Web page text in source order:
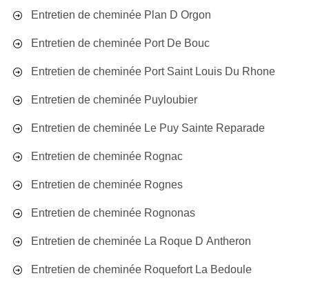
Entretien de cheminée Plan D Orgon
Entretien de cheminée Port De Bouc
Entretien de cheminée Port Saint Louis Du Rhone
Entretien de cheminée Puyloubier
Entretien de cheminée Le Puy Sainte Reparade
Entretien de cheminée Rognac
Entretien de cheminée Rognes
Entretien de cheminée Rognonas
Entretien de cheminée La Roque D Antheron
Entretien de cheminée Roquefort La Bedoule